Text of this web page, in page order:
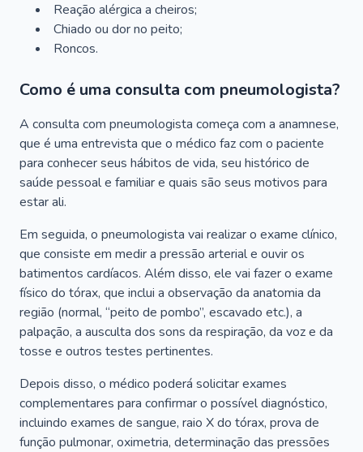
Reação alérgica a cheiros;
Chiado ou dor no peito;
Roncos.
Como é uma consulta com pneumologista?
A consulta com pneumologista começa com a anamnese,
que é uma entrevista que o médico faz com o paciente
para conhecer seus hábitos de vida, seu histórico de
saúde pessoal e familiar e quais são seus motivos para
estar ali.
Em seguida, o pneumologista vai realizar o exame clínico,
que consiste em medir a pressão arterial e ouvir os
batimentos cardíacos. Além disso, ele vai fazer o exame
físico do tórax, que inclui a observação da anatomia da
região (normal, “peito de pombo”, escavado etc.), a
palpação, a ausculta dos sons da respiração, da voz e da
tosse e outros testes pertinentes.
Depois disso, o médico poderá solicitar exames
complementares para confirmar o possível diagnóstico,
incluindo exames de sangue, raio X do tórax, prova de
função pulmonar, oximetria, determinação das pressões